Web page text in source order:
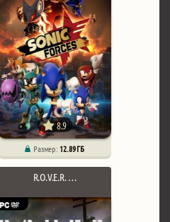
8.9
Размер: 12.89 ГБ
R.O.V.E.R. …